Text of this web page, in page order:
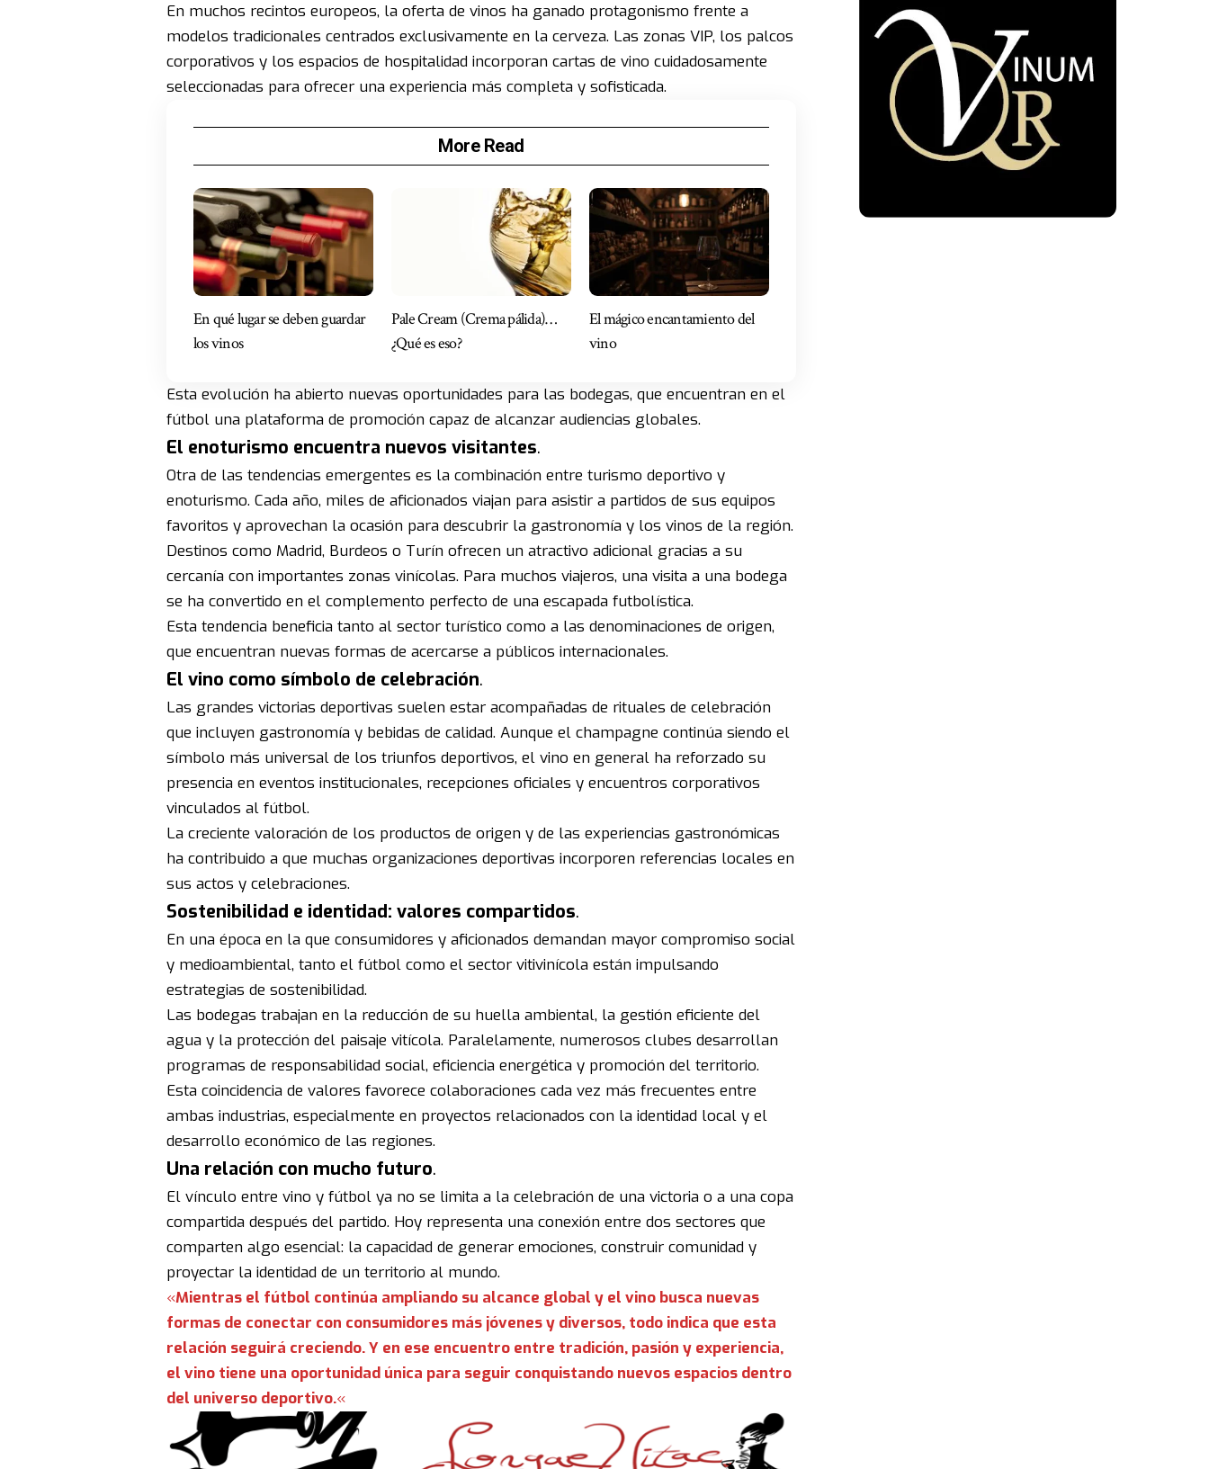
En muchos recintos europeos, la oferta de vinos ha ganado protagonismo frente a
modelos tradicionales centrados exclusivamente en la cerveza. Las zonas VIP, los palcos
corporativos y los espacios de hospitalidad incorporan cartas de vino cuidadosamente
seleccionadas para ofrecer una experiencia más completa y sofisticada.
More Read
En qué lugar se deben guardar
los vinos
Pale Cream (Crema pálida)…
¿Qué es eso?
El mágico encantamiento del
vino
Esta evolución ha abierto nuevas oportunidades para las bodegas, que encuentran en el
fútbol una plataforma de promoción capaz de alcanzar audiencias globales.
El enoturismo encuentra nuevos visitantes.
Otra de las tendencias emergentes es la combinación entre turismo deportivo y
enoturismo. Cada año, miles de aficionados viajan para asistir a partidos de sus equipos
favoritos y aprovechan la ocasión para descubrir la gastronomía y los vinos de la región.
Destinos como Madrid, Burdeos o Turín ofrecen un atractivo adicional gracias a su
cercanía con importantes zonas vinícolas. Para muchos viajeros, una visita a una bodega
se ha convertido en el complemento perfecto de una escapada futbolística.
Esta tendencia beneficia tanto al sector turístico como a las denominaciones de origen,
que encuentran nuevas formas de acercarse a públicos internacionales.
El vino como símbolo de celebración.
Las grandes victorias deportivas suelen estar acompañadas de rituales de celebración
que incluyen gastronomía y bebidas de calidad. Aunque el champagne continúa siendo el
símbolo más universal de los triunfos deportivos, el vino en general ha reforzado su
presencia en eventos institucionales, recepciones oficiales y encuentros corporativos
vinculados al fútbol.
La creciente valoración de los productos de origen y de las experiencias gastronómicas
ha contribuido a que muchas organizaciones deportivas incorporen referencias locales en
sus actos y celebraciones.
Sostenibilidad e identidad: valores compartidos.
En una época en la que consumidores y aficionados demandan mayor compromiso social
y medioambiental, tanto el fútbol como el sector vitivinícola están impulsando
estrategias de sostenibilidad.
Las bodegas trabajan en la reducción de su huella ambiental, la gestión eficiente del
agua y la protección del paisaje vitícola. Paralelamente, numerosos clubes desarrollan
programas de responsabilidad social, eficiencia energética y promoción del territorio.
Esta coincidencia de valores favorece colaboraciones cada vez más frecuentes entre
ambas industrias, especialmente en proyectos relacionados con la identidad local y el
desarrollo económico de las regiones.
Una relación con mucho futuro.
El vínculo entre vino y fútbol ya no se limita a la celebración de una victoria o a una copa
compartida después del partido. Hoy representa una conexión entre dos sectores que
comparten algo esencial: la capacidad de generar emociones, construir comunidad y
proyectar la identidad de un territorio al mundo.
«Mientras el fútbol continúa ampliando su alcance global y el vino busca nuevas
formas de conectar con consumidores más jóvenes y diversos, todo indica que esta
relación seguirá creciendo. Y en ese encuentro entre tradición, pasión y experiencia,
el vino tiene una oportunidad única para seguir conquistando nuevos espacios dentro
del universo deportivo.«